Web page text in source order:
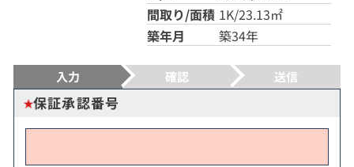
間取り/面積 1K/23.13㎡
築年月
築34年
入力 確認 送信
保証承認番号